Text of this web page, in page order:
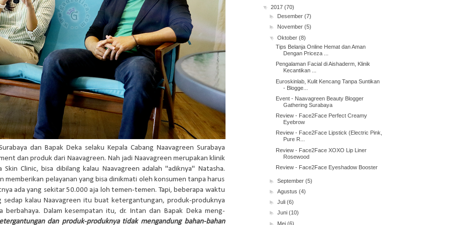
dan Bapak Deka selaku Kepala Cabang Naavagreen Surabaya
dan produk dari Naavagreen. Nah jadi Naavagreen merupakan klinik
Clinic, bisa dibilang kalau Naavagreen adalah "adiknya" Natasha.
pelayanan yang bisa dinikmati oleh konsumen tanpa harus
ada yang sekitar 50.000 aja loh temen-temen. Tapi, beberapa waktu
sedap kalau Naavagreen itu buat ketergantungan, produk-produknya
Dalam kesempatan itu, dr. Intan dan Bapak Deka meng-
dan produk-produknya tidak mengandung bahan-bahan
▼ 2017 (70)
►
Desember (7)
►
November (5)
▼ Oktober (8)
Tips Belanja Online Hemat dan Aman
Dengan Priceza ...
Pengalaman Facial di Aishaderm, Klinik
Kecantikan ...
Euroskinlab, Kulit Kencang Tanpa Suntikan
- Blogge...
Event - Naavagreen Beauty Blogger
Gathering Surabaya
Review - Face2Face Perfect Creamy
Eyebrow
Review - Face2Face Lipstick (Electric Pink,
Pure R...
Review - Face2Face XOXO Lip Liner
Rosewood
Review - Face2Face Eyeshadow Booster
► September (5)
► Agustus (4)
► Juli (6)
► Juni (10)
►
Mei (6)